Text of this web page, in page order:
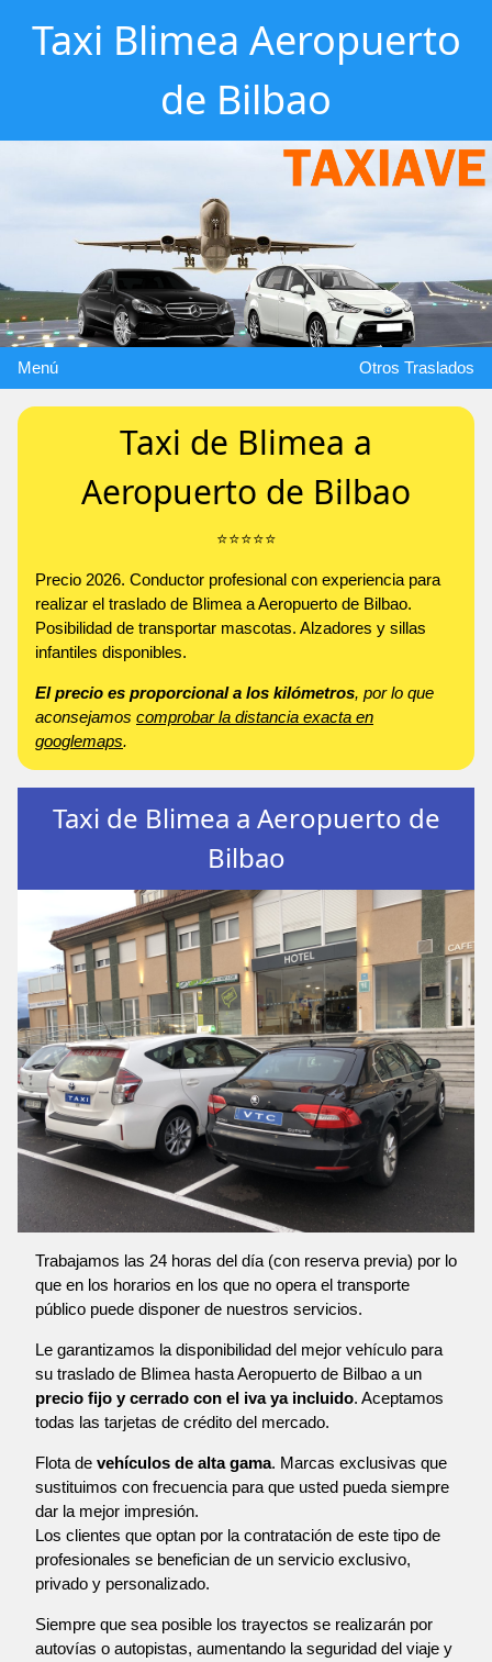
Taxi Blimea Aeropuerto
de Bilbao
Menú Otros Traslados
Taxi de Blimea a
Aeropuerto de Bilbao
⭐️⭐️⭐️⭐️⭐️
Precio 2026. Conductor profesional con experiencia para
realizar el traslado de Blimea a Aeropuerto de Bilbao.
Posibilidad de transportar mascotas. Alzadores y sillas
infantiles disponibles.
El precio es proporcional a los kilómetros, por lo que
aconsejamos comprobar la distancia exacta en
googlemaps.
Taxi de Blimea a Aeropuerto de
Bilbao
Trabajamos las 24 horas del día (con reserva previa) por lo
que en los horarios en los que no opera el transporte
público puede disponer de nuestros servicios.
Le garantizamos la disponibilidad del mejor vehículo para
su traslado de Blimea hasta Aeropuerto de Bilbao a un
precio fijo y cerrado con el iva ya incluido. Aceptamos
todas las tarjetas de crédito del mercado.
Flota de vehículos de alta gama. Marcas exclusivas que
sustituimos con frecuencia para que usted pueda siempre
dar la mejor impresión.
Los clientes que optan por la contratación de este tipo de
profesionales se benefician de un servicio exclusivo,
privado y personalizado.
Siempre que sea posible los trayectos se realizarán por
autovías o autopistas, aumentando la seguridad del viaje y